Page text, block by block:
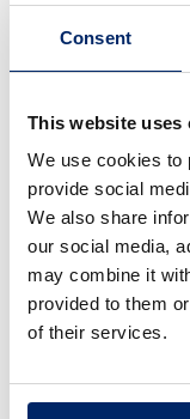
Consent
This website uses
We use cookies to
provide social
We also share
our social media,
may combine it
provided to them
of their services.
Técnica de
perfecto –
May 29, 2019
El cirujano
tratamiento
Alta Definición
solo trata la